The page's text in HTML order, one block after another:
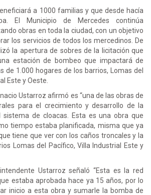
a 1000 familias y que desde hacía
El Municipio de Mercedes continúa
obras en toda la ciudad, con un objetivo
los servicios de todos los mercedinos. De
la apertura de sobres de la licitación que
estación de bombeo que impactará de
de 1.000 hogares de los barrios, Lomas del
Este y Oeste.
Ustarroz afirmó es “una de las obras de
para el crecimiento y desarrollo de la
sistema de cloacas. Esta es una obra que
tiempo estaba planificada, misma que ya
tiene que ver con los caños troncales y la
Lomas del Pacífico, Villa Industrial Este y
Ustarroz señaló “Esta es la red
estaba aprobada hace ya 15 años, por lo
inicio a esta obra y sumarle la bomba de